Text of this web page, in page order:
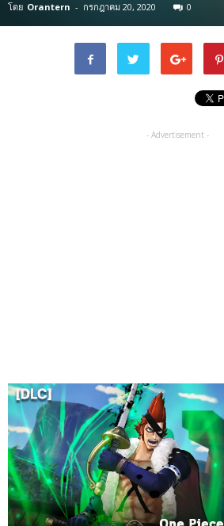
โดย Orantern - กรกฎาคม 20, 2020 0
- Advertisement -